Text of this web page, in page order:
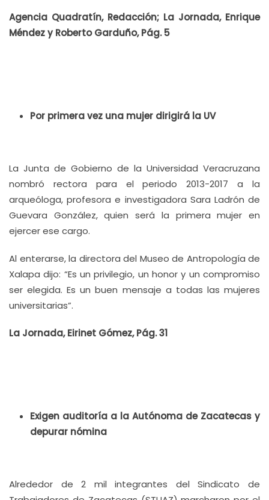
Agencia Quadratín, Redacción; La Jornada, Enrique
Méndez y Roberto Garduño, Pág. 5
Por primera vez una mujer dirigirá la UV
La Junta de Gobierno de la Universidad Veracruzana
nombró rectora para el periodo 2013-2017 a la
arqueóloga, profesora e investigadora Sara Ladrón de
Guevara González, quien será la primera mujer en
ejercer ese cargo.
Al enterarse, la directora del Museo de Antropología de
Xalapa dijo: “Es un privilegio, un honor y un compromiso
ser elegida. Es un buen mensaje a todas las mujeres
universitarias”.
La Jornada, Eirinet Gómez, Pág. 31
Exigen auditoría a la Autónoma de Zacatecas y
depurar nómina
Alrededor de 2 mil integrantes del Sindicato de